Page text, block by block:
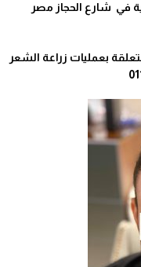
في شارع الحجاز مصر
بعمليات زراعة الشعر